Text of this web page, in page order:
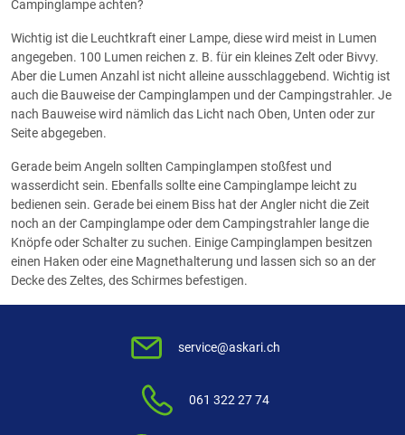
Campinglampe achten?
Wichtig ist die Leuchtkraft einer Lampe, diese wird meist in Lumen
angegeben. 100 Lumen reichen z. B. für ein kleines Zelt oder Bivvy.
Aber die Lumen Anzahl ist nicht alleine ausschlaggebend. Wichtig ist
auch die Bauweise der Campinglampen und der Campingstrahler. Je
nach Bauweise wird nämlich das Licht nach Oben, Unten oder zur
Seite abgegeben.
Gerade beim Angeln sollten Campinglampen stoßfest und
wasserdicht sein. Ebenfalls sollte eine Campinglampe leicht zu
bedienen sein. Gerade bei einem Biss hat der Angler nicht die Zeit
noch an der Campinglampe oder dem Campingstrahler lange die
Knöpfe oder Schalter zu suchen. Einige Campinglampen besitzen
einen Haken oder eine Magnethalterung und lassen sich so an der
Decke des Zeltes, des Schirmes befestigen.
service@askari.ch
061 322 27 74